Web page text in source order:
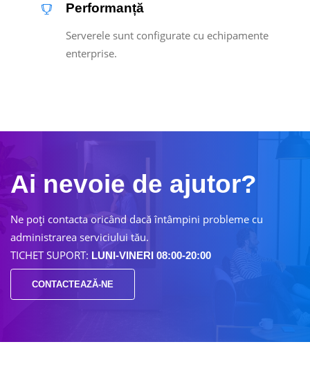
Performanță
Serverele sunt configurate cu echipamente
enterprise.
Ai nevoie de ajutor?
Ne poţi contacta oricând dacă întâmpini probleme cu
administrarea serviciului tău.
TICHET SUPORT: LUNI-VINERI 08:00-20:00
CONTACTEAZĂ-NE